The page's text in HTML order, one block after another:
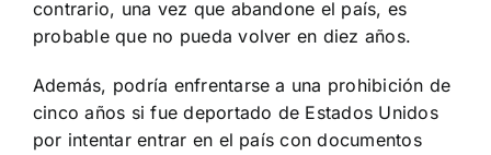
contrario, una vez que abandone el país, es
probable que no pueda volver en diez años.
Además, podría enfrentarse a una prohibición de
cinco años si fue deportado de Estados Unidos
por intentar entrar en el país con documentos